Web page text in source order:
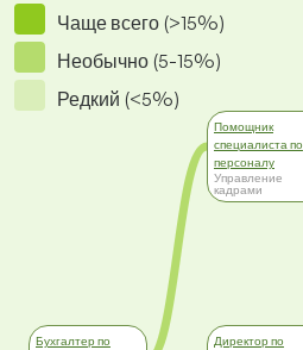
Чаще всего (>15%)
Необычно (5-15%)
Редкий (<5%)
Бухгалтер по
Помощник
специалиста по
персоналу
Управление
кадрами
Директор по